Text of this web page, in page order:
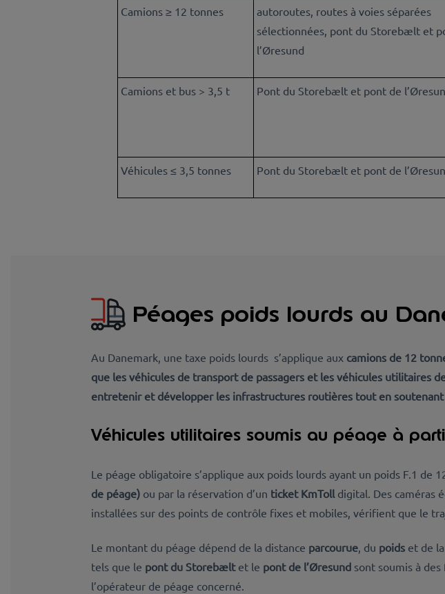
Camions ≥ 12 tonnes
autoroutes, routes à voies séparées
sélectionnées, pont du Storebælt et
l’Øresund
Camions et bus > 3,5 t Pont du Storebælt et pont de
Véhicules ≤ 3,5 tonnes Pont du Storebælt et pont de
Péages poids lourds au
Au Danemark, une taxe poids lourds s’applique aux camions de 12
que les véhicules de transport de passagers et les véhicules utilitaires
entretenir et développer les infrastructures routières tout en
Véhicules utilitaires soumis au péage à
Le péage obligatoire s’applique aux poids lourds ayant un poids F.1 de
de péage) ou par la réservation d’un ticket KmToll digital. Des caméras
installées sur des points de contrôle fixes et mobiles, vérifient que le
Le montant du péage dépend de la distance parcourue, du poids et de
tels que le pont du Storebæltet le pont de l’Øresund sont soumis à
l’opérateur de péage concerné.